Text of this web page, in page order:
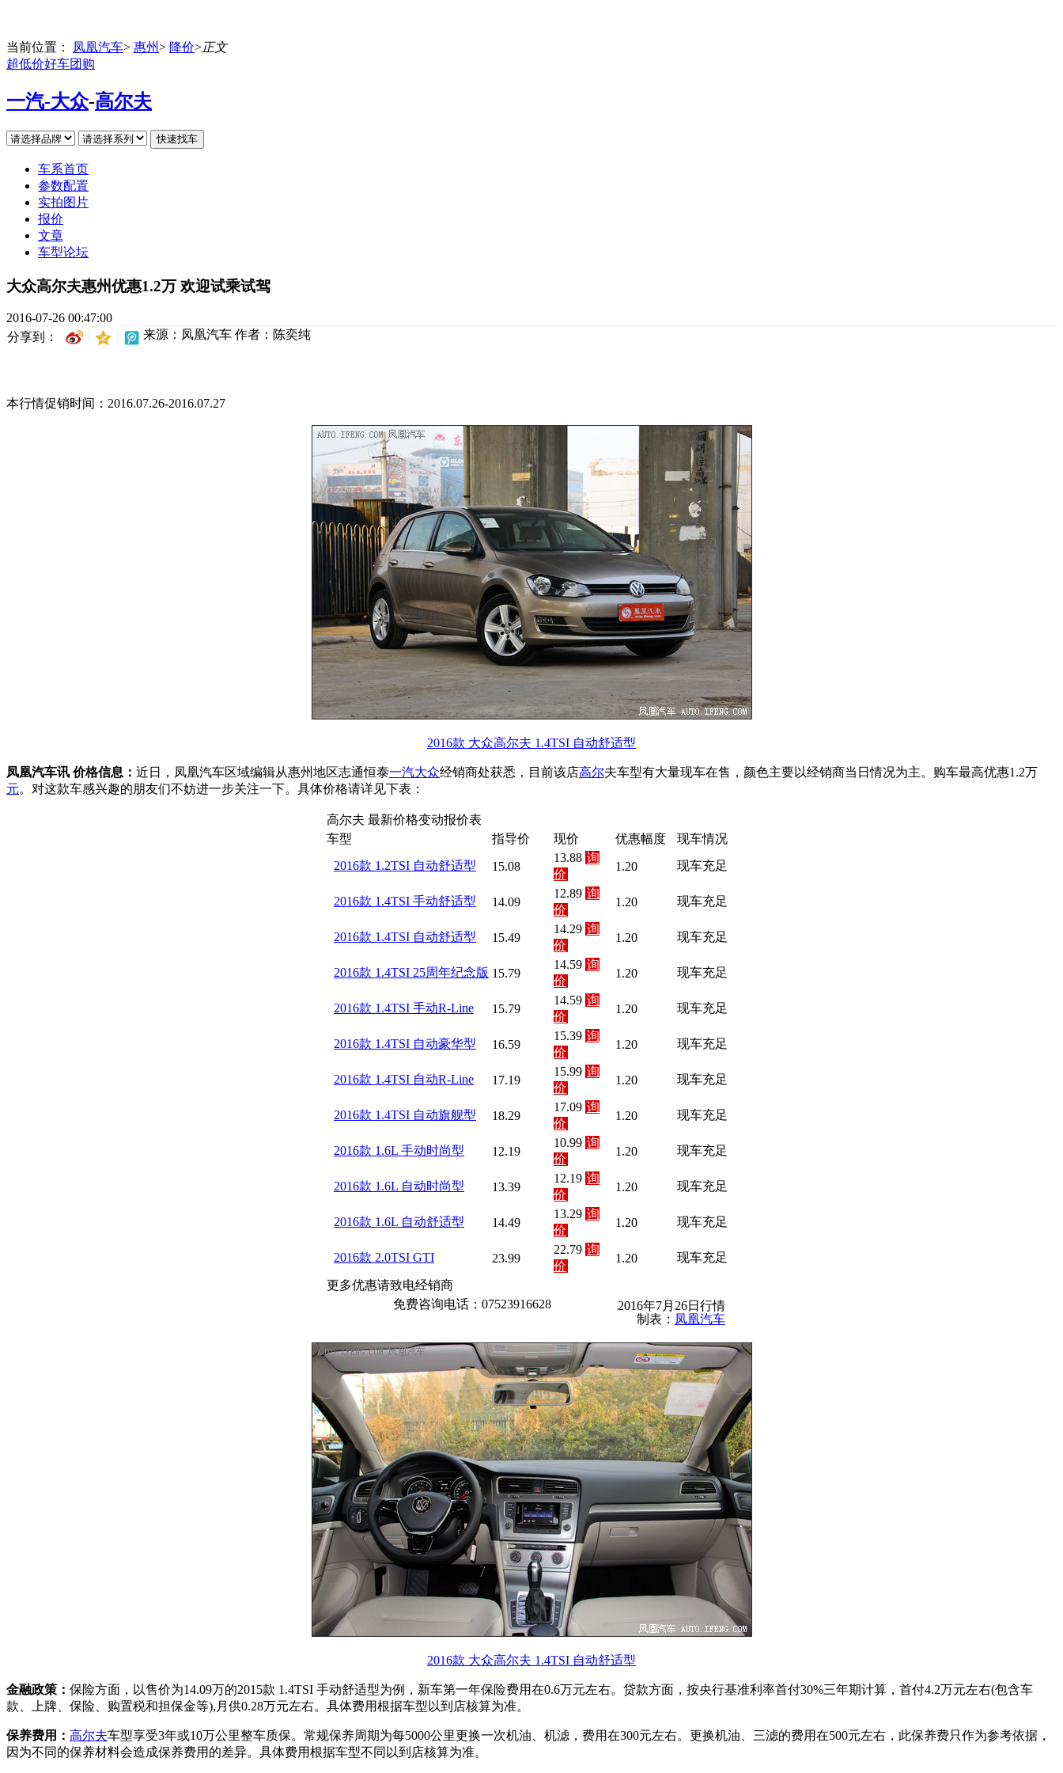
当前位置： 凤凰汽车> 惠州> 降价>正文
超低价好车团购
一汽-大众-高尔夫
车系首页
参数配置
实拍图片
报价
文章
车型论坛
大众高尔夫惠州优惠1.2万 欢迎试乘试驾
2016-07-26 00:47:00
分享到：
来源：凤凰汽车 作者：陈奕纯
本行情促销时间：2016.07.26-2016.07.27
2016款 大众高尔夫 1.4TSI 自动舒适型
凤凰汽车讯 价格信息： 近日，凤凰汽车区域编辑从惠州地区志通恒泰一汽大众经销商处获悉，目前该店高尔夫车型有大量现车在售，颜色主要以经销商当日情况为主。购车最高优惠1.2万
元。对这款车感兴趣的朋友们不妨进一步关注一下。具体价格请详见下表：
高尔夫 最新价格变动报价表
车型 指导价 现价 优惠幅度
现车情况
2016款 1.2TSI 自动舒适型
15.08
13.88 询
价
1.20 现车充足
2016款 1.4TSI 手动舒适型 14.09
12.89 询
价
1.20 现车充足
2016款 1.4TSI 自动舒适型 15.49
14.29 询
价
1.20 现车充足
2016款 1.4TSI 25周年纪念版 15.79
14.59 询
价
1.20 现车充足
2016款 1.4TSI 手动R-Line 15.79
14.59 询
价
1.20 现车充足
2016款 1.4TSI 自动豪华型 16.59
15.39 询
价
1.20 现车充足
2016款 1.4TSI 自动R-Line 17.19
15.99 询
价
1.20 现车充足
2016款 1.4TSI 自动旗舰型 18.29
17.09 询
价
1.20 现车充足
2016款 1.6L 手动时尚型 12.19
10.99 询
价
1.20 现车充足
2016款 1.6L 自动时尚型 13.39
12.19 询
价
1.20 现车充足
2016款 1.6L 自动舒适型 14.49
13.29 询
价
1.20 现车充足
2016款 2.0TSI GTI 23.99
22.79 询
价
1.20 现车充足
更多优惠请致电经销商
免费咨询电话：07523916628
2016年7月26日行情
制表： 凤凰汽车
2016款 大众高尔夫 1.4TSI 自动舒适型
金融政策： 保险方面，以售价为14.09万的2015款 1.4TSI 手动舒适型为例，新车第一年保险费用在0.6万元左右。贷款方面，按央行基准利率首付30%三年期计算，首付4.2万元左右(包含车
款、上牌、保险、购置税和担保金等),月供0.28万元左右。具体费用根据车型以到店核算为准。
保养费用： 高尔夫车型享受3年或10万公里整车质保。常规保养周期为每5000公里更换一次机油、机滤，费用在300元左右。更换机油、三滤的费用在500元左右，此保养费只作为参考依据，
因为不同的保养材料会造成保养费用的差异。具体费用根据车型不同以到店核算为准。